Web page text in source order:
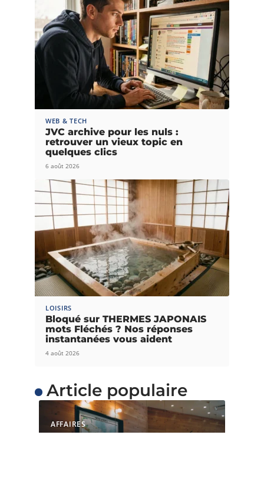
WEB & TECH
JVC archive pour les nuls :
retrouver un vieux topic en
quelques clics
6 août 2026
LOISIRS
Bloqué sur THERMES JAPONAIS
mots Fléchés ? Nos réponses
instantanées vous aident
4 août 2026
Article populaire
AFFAIRES